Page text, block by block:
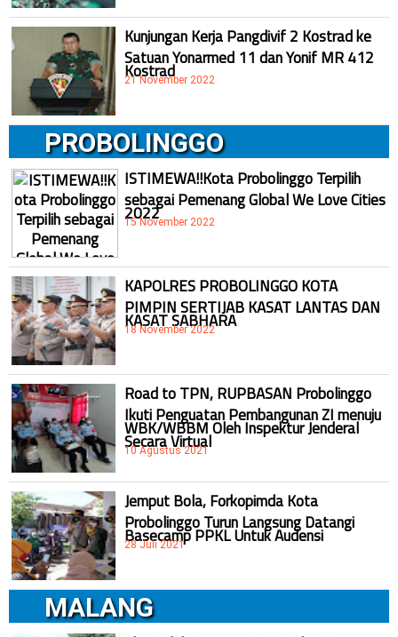
Kunjungan Kerja Pangdivif 2 Kostrad ke
Satuan Yonarmed 11 dan Yonif MR 412
Kostrad
21 November 2022
PROBOLINGGO
ISTIMEWA!!Kota Probolinggo Terpilih
sebagai Pemenang Global We Love Cities
2022
15 November 2022
KAPOLRES PROBOLINGGO KOTA
PIMPIN SERTIJAB KASAT LANTAS DAN
KASAT SABHARA
18 November 2022
Road to TPN, RUPBASAN Probolinggo
Ikuti Penguatan Pembangunan ZI menuju
WBK/WBBM Oleh Inspektur Jenderal
Secara Virtual
10 Agustus 2021
Jemput Bola, Forkopimda Kota
Probolinggo Turun Langsung Datangi
Basecamp PPKL Untuk Audensi
28 Juli 2021
MALANG